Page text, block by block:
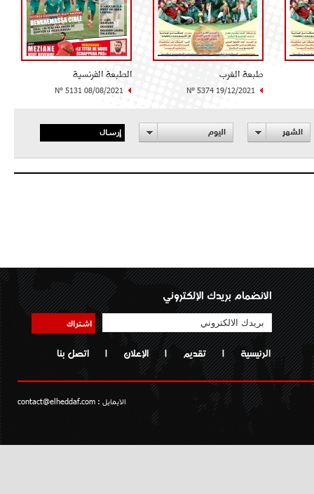
طبعة الغرب
N° 5374 19/12/2021
الطبعة الفرنسية
N° 5131 08/08/2021
الشهر اليوم إرسال
الانضمام بريدك الإلكتروني
اشتراك
الرئيسية | تقديم | الإعلان | اتصل بنا
الايمايل : contact@elheddaf.com